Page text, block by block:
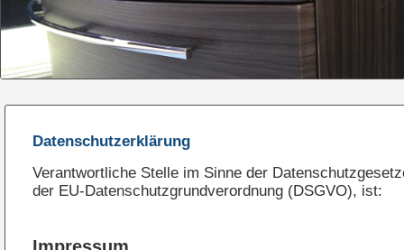
Datenschutzerklärung
Verantwortliche Stelle im Sinne der
der EU-Datenschutzgrundverordnung (DSGVO), ist: